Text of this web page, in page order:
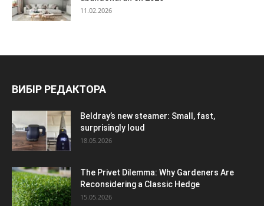
11.02.2026
ВИБІР РЕДАКТОРА
Beldray’s new steamer: Small, fast,
surprisingly loud
18.05.2026
The Privet Dilemma: Why Gardeners Are
Reconsidering a Classic Hedge
15.05.2026